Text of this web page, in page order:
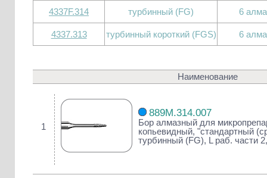
4337F.314 турбинный (FG) 6
4337.313 турбинный короткий (FGS) 6
Наименование
1
889M.314.007
Бор алмазный для
копьевидный, "стандартный
турбинный (FG), L раб. части